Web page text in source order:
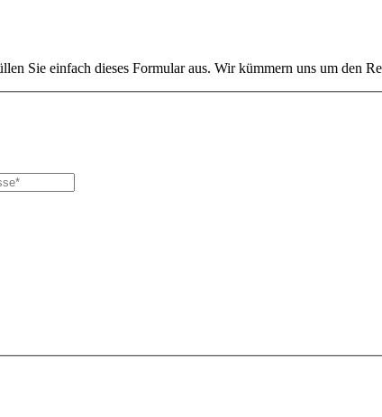
Sie einfach dieses Formular aus. Wir kümmern uns um den